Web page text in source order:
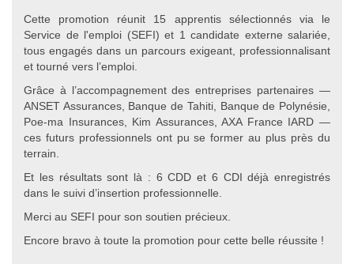
Cette promotion réunit 15 apprentis sélectionnés via le
Service de l'emploi (SEFI) et 1 candidate externe salariée,
tous engagés dans un parcours exigeant, professionnalisant
et tourné vers l’emploi.
Grâce à l’accompagnement des entreprises partenaires —
ANSET Assurances, Banque de Tahiti, Banque de Polynésie,
Poe-ma Insurances, Kim Assurances, AXA France IARD —
ces futurs professionnels ont pu se former au plus près du
terrain.
Et les résultats sont là : 6 CDD et 6 CDI déjà enregistrés
dans le suivi d’insertion professionnelle.
Merci au SEFI pour son soutien précieux.
Encore bravo à toute la promotion pour cette belle réussite !